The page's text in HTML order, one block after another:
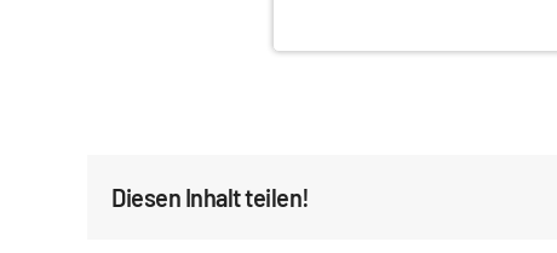
Diesen Inhalt teilen!